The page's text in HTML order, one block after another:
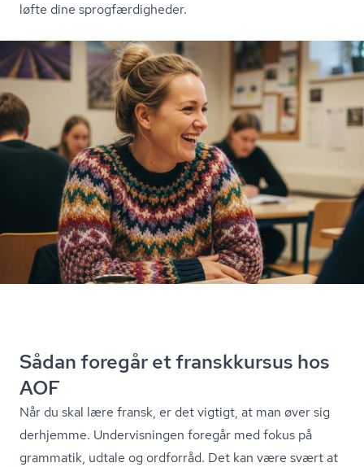
løfte dine sprog­fær­dig­he­der.
Sådan foregår et franskkursus hos
AOF
Når du skal lære fransk, er det vigtigt, at man øver sig
derhjemme. Undervisningen foregår med fokus på
grammatik, udtale og ordforråd. Det kan være svært at